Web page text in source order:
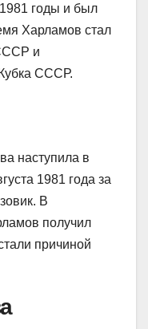
годы и был
Харламов стал
и
СССР.
наступила в
1981 года за
В
получил
причиной